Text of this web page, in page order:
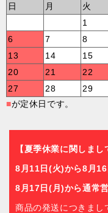
日
月 火
1
6
7 8
13
14 15
20
21 22
27
28 29
■が定休日です。
【夏季休業に関しまし
8月11日(火)から8月16
8月17日(月)から通常
商品の発送につきま